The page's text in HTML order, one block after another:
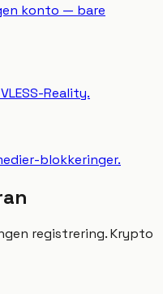
konto — bare
Reality.
blokkeringer.
registrering. Krypto